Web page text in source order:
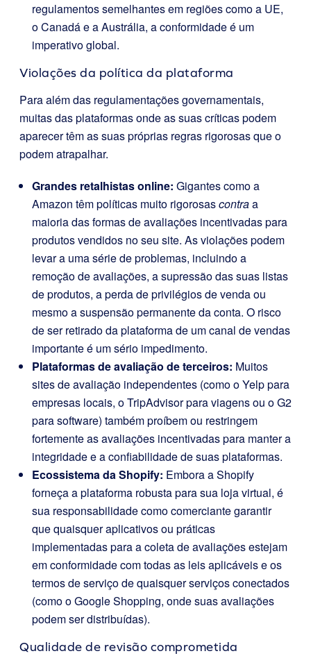
regulamentos semelhantes em regiões como a UE,
o Canadá e a Austrália, a conformidade é um
imperativo global.
Violações da política da plataforma
Para além das regulamentações governamentais,
muitas das plataformas onde as suas críticas podem
aparecer têm as suas próprias regras rigorosas que o
podem atrapalhar.
Grandes retalhistas online: Gigantes como a
Amazon têm políticas muito rigorosascontraa
maioria das formas de avaliações incentivadas para
produtos vendidos no seu site. As violações podem
levar a uma série de problemas, incluindo a
remoção de avaliações, a supressão das suas listas
de produtos, a perda de privilégios de venda ou
mesmo a suspensão permanente da conta. O risco
de ser retirado da plataforma de um canal de vendas
importante é um sério impedimento.
Plataformas de avaliação de terceiros: Muitos
sites de avaliação independentes (como o Yelp para
empresas locais, o TripAdvisor para viagens ou o G2
para software) também proíbem ou restringem
fortemente as avaliações incentivadas para manter a
integridade e a confiabilidade de suas plataformas.
Ecossistema da Shopify: Embora a Shopify
forneça a plataforma robusta para sua loja virtual, é
sua responsabilidade como comerciante garantir
que quaisquer aplicativos ou práticas
implementadas para a coleta de avaliações estejam
em conformidade com todas as leis aplicáveis e os
termos de serviço de quaisquer serviços conectados
(como o Google Shopping, onde suas avaliações
podem ser distribuídas).
Qualidade de revisão comprometida